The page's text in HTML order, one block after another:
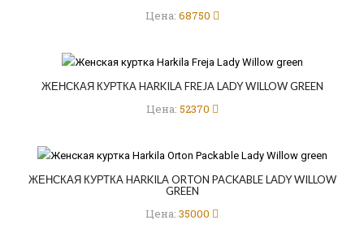
Цена: 68750
ЖЕНСКАЯ КУРТКА HARKILA FREJA LADY WILLOW GREEN
Цена: 52370
ЖЕНСКАЯ КУРТКА HARKILA ORTON PACKABLE LADY WILLOW
GREEN
Цена: 35000